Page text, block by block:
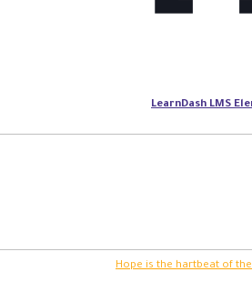
LearnDash LMS